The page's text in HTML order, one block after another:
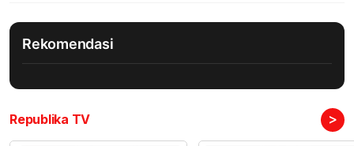
Rekomendasi
Republika TV >